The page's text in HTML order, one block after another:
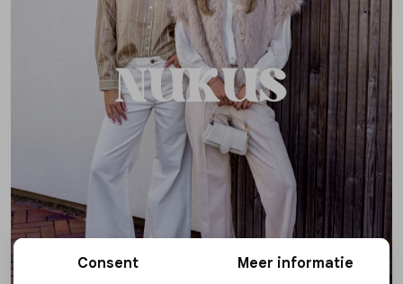
Blazers & gilets
Enkelbandjes
Overige Sieraden
Petten & Mutsen
Woonaccessoires
Consent Meer informatie